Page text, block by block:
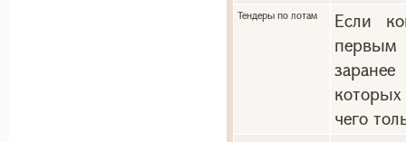
Тендеры по лотам
Если
первым
чего